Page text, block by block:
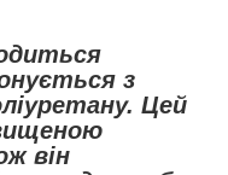
з
Цей
він